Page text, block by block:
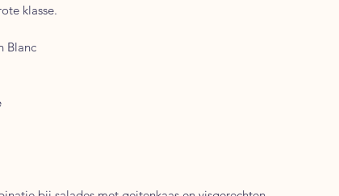
klasse.
Blanc